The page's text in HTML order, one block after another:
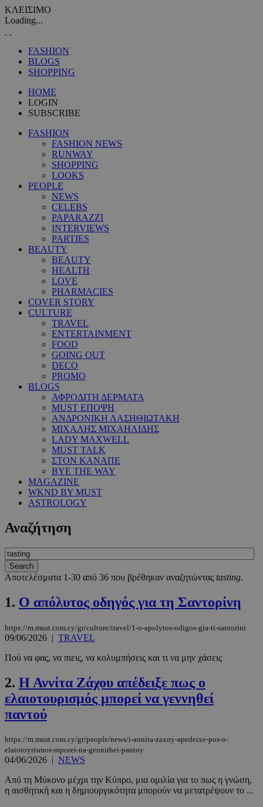
ΚΛΕΙΣΙΜΟ
Loading...
FASHION
BLOGS
SHOPPING
HOME
LOGIN
SUBSCRIBE
FASHION
FASHION NEWS
RUNWAY
SHOPPING
LOOKS
PEOPLE
NEWS
CELEBS
PAPARAZZI
INTERVIEWS
PARTIES
BEAUTY
BEAUTY
HEALTH
LOVE
PHARMACIES
COVER STORY
CULTURE
TRAVEL
ENTERTAINMENT
FOOD
GOING OUT
DECO
PROMO
BLOGS
ΑΦΡΟΔΙΤΗ ΔΕΡΜΑΤΑ
MUST ΕΠΟΨΗ
ΑΝΔΡΟΝΙΚΗ ΛΑΣΗΘΙΩΤΑΚΗ
ΜΙΧΑΛΗΣ ΜΙΧΑΗΛΙΔΗΣ
LADY MAXWELL
MUST TALK
ΣΤΟΝ ΚΑΝΑΠΕ
BYE THE WAY
MAGAZINE
WKND BY MUST
ASTROLOGY
Αναζήτηση
Αποτελέσματα 1-30 από 36 που βρέθηκαν αναζητώντας tasting.
1. Ο απόλυτος οδηγός για τη Σαντορίνη
https://m.must.com.cy/gr/culture/travel/1-o-apolytos-odigos-gia-ti-santorini
09/06/2026 | TRAVEL
Πού να φας, να πιεις, να κολυμπήσεις και τι να μην χάσεις
2. Η Αννίτα Ζάχου απέδειξε πως ο
ελαιοτουρισμός μπορεί να γεννηθεί
παντού
https://m.must.com.cy/gr/people/news/i-annita-zaxoy-apedeixe-pos-o-
elaiotoyrismos-mporei-na-gennithei-pantoy
04/06/2026 | NEWS
Από τη Μύκονο μέχρι την Κύπρο, μια ομιλία για το πως η γνώση,
η αισθητική και η δημιουργικότητα μπορούν να μετατρέψουν το ...